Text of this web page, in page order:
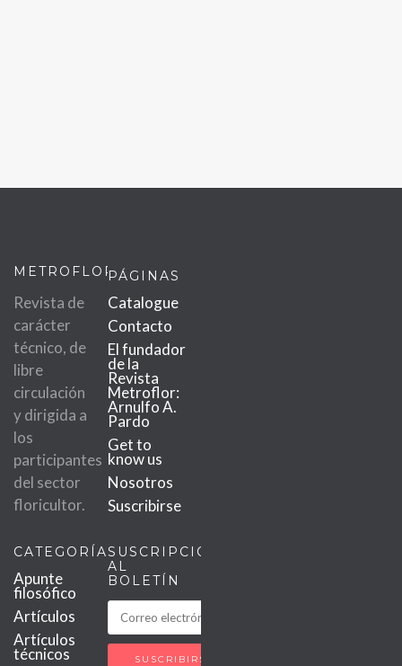
METROFLOR
Revista de
carácter
técnico, de
libre
circulación
y dirigida a
los
participantes
del sector
floricultor.
PÁGINAS
Catalogue
Contacto
El fundador
de la
Revista
Metroflor:
Arnulfo A.
Pardo
Get to
know us
Nosotros
Suscribirse
CATEGORÍAS
Apunte
filosófico
Artículos
Artículos
técnicos
SUSCRIPCIÓN
AL
BOLETÍN